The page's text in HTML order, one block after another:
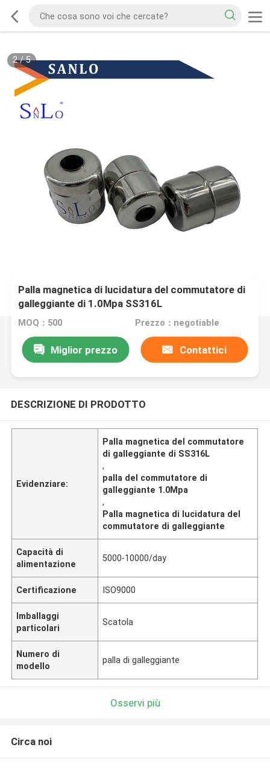
2/5
Palla magnetica di lucidatura del commutatore di
galleggiante di 1.0Mpa SS316L
MOQ：500 Prezzo：negotiable
Miglior prezzo Contattici
DESCRIZIONE DI PRODOTTO
Evidenziare:
Palla magnetica del commutatore
di galleggiante di SS316L
,
palla del commutatore di
galleggiante 1.0Mpa
,
Palla magnetica di lucidatura del
commutatore di galleggiante
Capacità di
alimentazione
5000-10000/day
Certificazione ISO9000
Imballaggi
particolari
Scatola
Numero di
modello
palla di galleggiante
Osservi più
Circa noi